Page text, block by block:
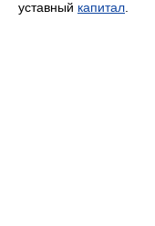
уставный капитал